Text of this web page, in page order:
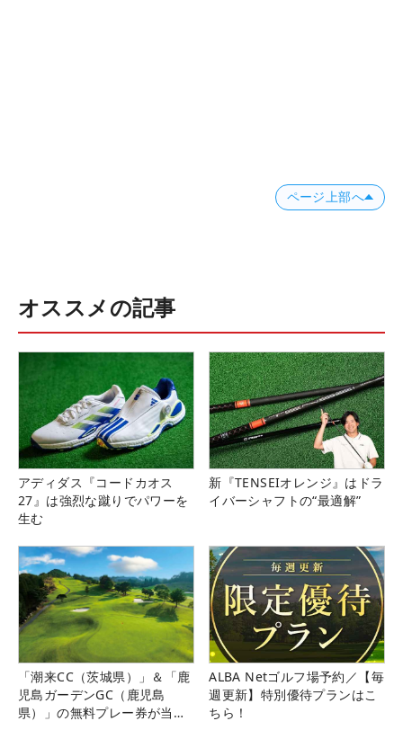
ページ上部へ
オススメの記事
アディダス『コードカオス
27』は強烈な蹴りでパワーを
生む
新『TENSEIオレンジ』はドラ
イバーシャフトの“最適解”
「潮来CC（茨城県）」＆「鹿
児島ガーデンGC（鹿児島
県）」の無料プレー券が当た
ALBA Netゴルフ場予約／【毎
週更新】特別優待プランはこ
ちら！